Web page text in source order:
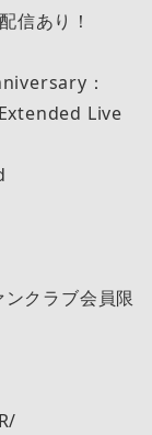
信あり！
：
Live
クラブ会員限